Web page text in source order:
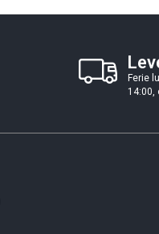
Ferie
14:00,